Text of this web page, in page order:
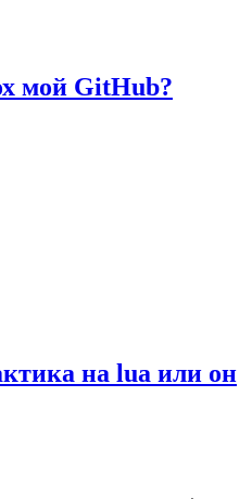
мой GitHub?
на lua или он